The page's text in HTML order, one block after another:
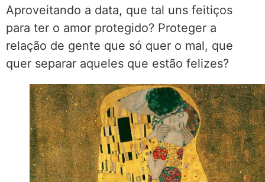
Aproveitando a data, que tal uns feitiços
para ter o amor protegido? Proteger a
relação de gente que só quer o mal, que
quer separar aqueles que estão felizes?